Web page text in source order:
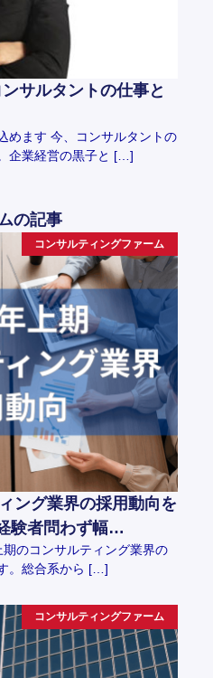
サルタントの仕事と
めます 今、コンサルタントの
企業経営の黒子と […]
の記事
コンサルティングファーム
ング業界の採用動向を
験者問わず幅…
のコンサルティング業界の
。総合系から […]
コンサルティングファーム